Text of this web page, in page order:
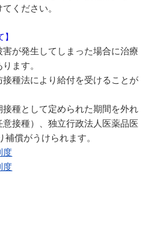
ください。
が発生してしまった場合に治療
ます。
種法により給付を受けることが
種として定められた期間を外れ
接種）、独立行政法人医薬品医
償がうけられます。
度
度